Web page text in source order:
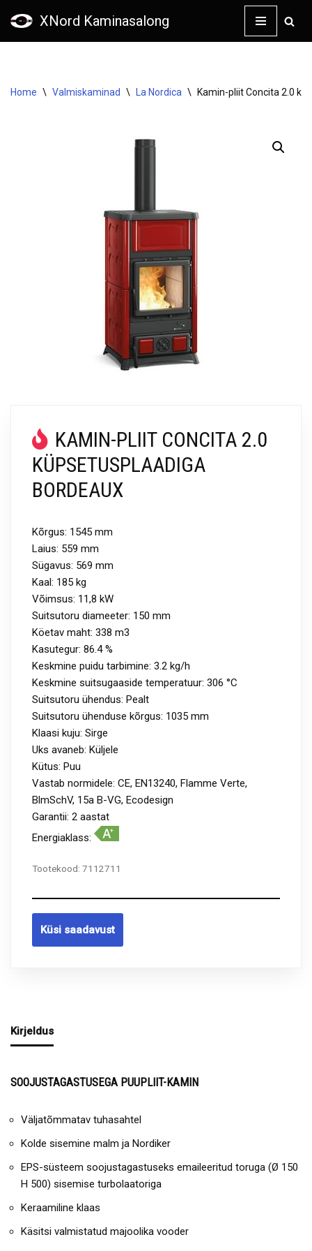
XNord Kaminasalong
Home \ Valmiskaminad \ La Nordica \ Kamin-pliit Concita 2.0
KAMIN-PLIIT CONCITA 2.0
KÜPSETUSPLAADIGA
BORDEAUX
Kõrgus: 1545 mm
Laius: 559 mm
Sügavus: 569 mm
Kaal: 185 kg
Võimsus: 11,8 kW
Suitsutoru diameeter: 150 mm
Köetav maht: 338 m3
Kasutegur: 86.4 %
Keskmine puidu tarbimine: 3.2 kg/h
Keskmine suitsugaaside temperatuur: 306 °C
Suitsutoru ühendus: Pealt
Suitsutoru ühenduse kõrgus: 1035 mm
Klaasi kuju: Sirge
Uks avaneb: Küljele
Kütus: Puu
Vastab normidele: CE, EN13240, Flamme Verte,
BlmSchV, 15a B-VG, Ecodesign
Garantii: 2 aastat
Energiaklass:
Tootekood: 7112711
Küsi saadavust
Kirjeldus
SOOJUSTAGASTUSEGA PUUPLIIT-KAMIN
Väljatõmmatav tuhasahtel
Kolde sisemine malm ja Nordiker
EPS-süsteem soojustagastuseks emaileeritud toruga (Ø 150
H 500) sisemise turbolaatoriga
Keraamiline klaas
Käsitsi valmistatud majoolika vooder